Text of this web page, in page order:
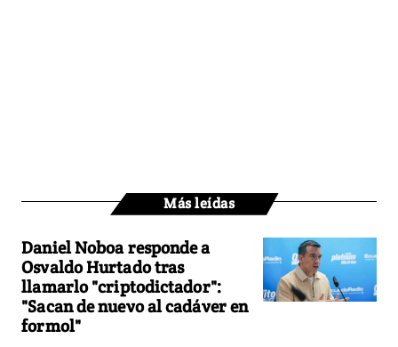
Más leídas
Daniel Noboa responde a
Osvaldo Hurtado tras
llamarlo "criptodictador":
"Sacan de nuevo al cadáver en
formol"